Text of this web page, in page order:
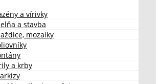
a vírivky
a stavba
mozaiky
a krby